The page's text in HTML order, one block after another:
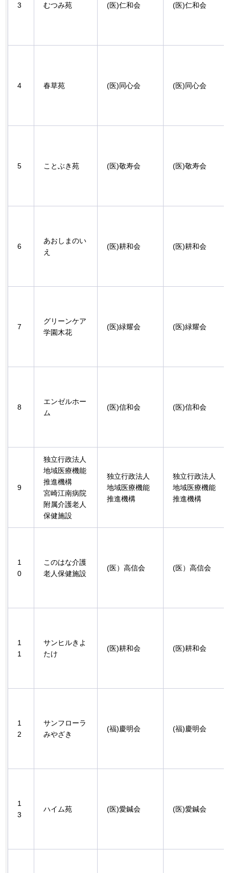
3 むつみ苑 (医)仁和会 (医)仁和会
4 春草苑 (医)同心会 (医)同心会
5 ことぶき苑 (医)敬寿会 (医)敬寿会
6
あおしまのい
え
(医)耕和会 (医)耕和会
7
グリーンケア
学園木花
(医)緑耀会 (医)緑耀会
8
エンゼルホー
ム
(医)信和会 (医)信和会
9
独立行政法人
地域医療機能
推進機構
宮崎江南病院
附属介護老人
保健施設
独立行政法人
地域医療機能
推進機構
独立行政法人
地域医療機能
推進機構
1
0
このはな介護
老人保健施設
(医）高信会 (医）高信会
1
1
サンヒルきよ
たけ
(医)耕和会 (医)耕和会
1
2
サンフローラ
みやざき
(福)慶明会 (福)慶明会
1
3
ハイム苑 (医)愛鍼会 (医)愛鍼会